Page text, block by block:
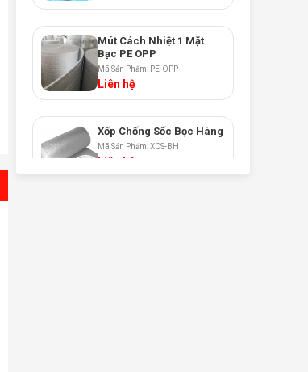
Mút Cách Nhiệt 1 Mặt
Bạc PE OPP
Mã Sản Phẩm: PE-OPP
Liên hệ
Xốp Chống Sốc Bọc Hàng
Mã Sản Phẩm: XCS-BH
Liên hệ